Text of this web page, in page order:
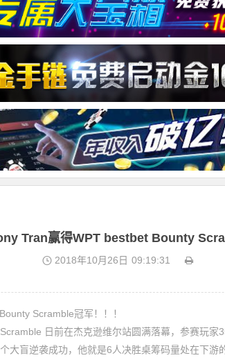
Tran赢得WPT bestbet Bounty
2018年10月26日 09:19:31
Scramble冠军！！！
日前在杰克逊维尔站圆满落幕，参赛玩家
大盲逆袭成功，他就是6人决胜桌筹码量处在下游